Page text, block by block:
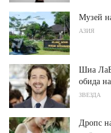
Музей
АЗИЯ
Шиа
обида
ЗВЕЗДА
Дропс